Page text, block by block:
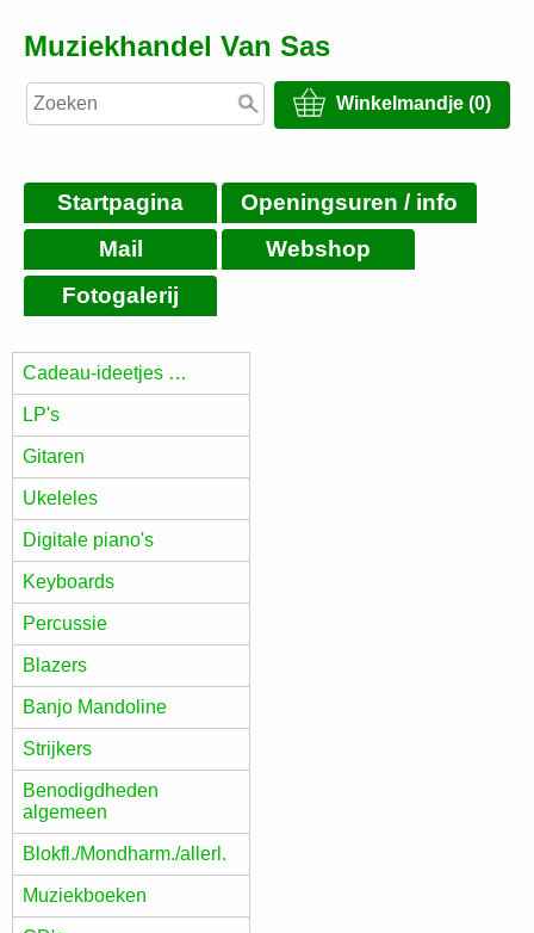
Muziekhandel Van Sas
Winkelmandje (0)
Startpagina
Openingsuren / info
Mail
Webshop
Fotogalerij
Cadeau-ideetjes …
LP's
Gitaren
Ukeleles
Digitale piano's
Keyboards
Percussie
Blazers
Banjo Mandoline
Strijkers
Benodigdheden
algemeen
Blokfl./Mondharm./allerl.
Muziekboeken